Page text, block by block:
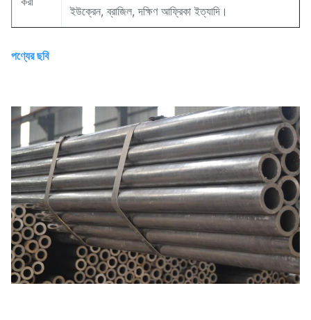
ইউক্রেন, ব্রাজিল, দক্ষিণ আফ্রিকা ইত্যাদি।
পণ্যের ছবি